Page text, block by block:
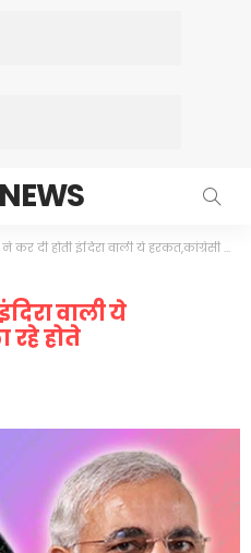
दी होती इंदिरा वाली ये हरकत,कांग्रेसी बिलबिला रहे होते
वाली ये
रहे होते